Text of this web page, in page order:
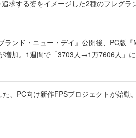
求する姿をイメージした2種のフレグラ
ランド・ニュー・デイ』公開後、PC版『
増加。1週間で「3703人→1万7606人」
た、PC向け新作FPSプロジェクトが始動